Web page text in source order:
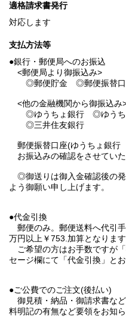
適格請求書発行
対応します
支払方法等
●銀行・郵便局へのお振込
<郵便局より御振込み>
◎郵便貯金 ◎郵便振替口
<他の金融機関から御振込み
◎ゆうちょ銀行 ◎ゆうち
◎三井住友銀行
郵便振替口座(ゆうちょ銀行
お振込みの確認をさせていた
◎御送りは御入金確認後の発
よう御願い申し上げます。
●代金引換
郵便のみ。郵便送料へ代引
万円以上￥753.加算となります
ご希望の方はお手数ですが
セージ欄にて「代金引換」と
●ご公費でのご注文(後払い)
御見積・納品・御請求書な
料明記の有無など要領をお知ら